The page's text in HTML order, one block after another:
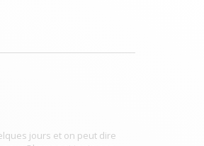
jours et on peut dire